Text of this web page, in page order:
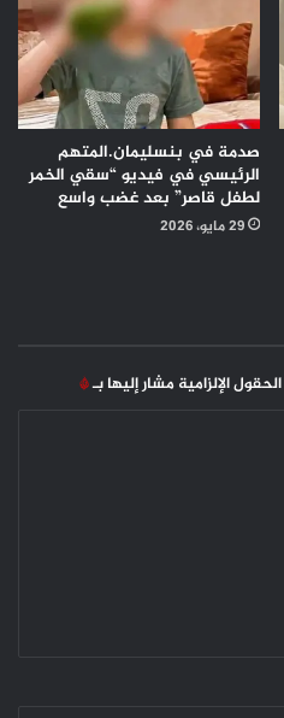
صدمة في بنسليمان.المتهم
الرئيسي في فيديو “سقي الخمر
لطفل قاصر” بعد غضب واسع
29 مايو، 2026
الحقول الإلزامية مشار إليها بـ*